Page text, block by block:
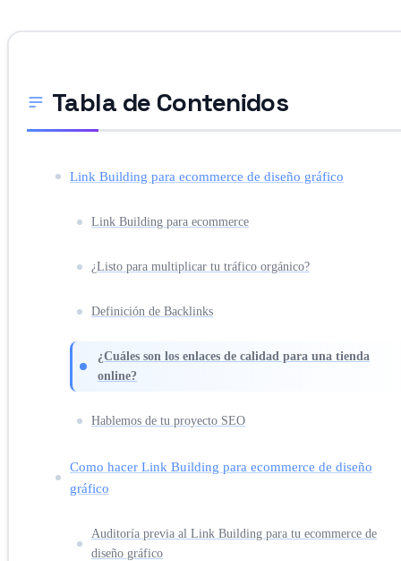
Tabla de Contenidos
Link Building para ecommerce de diseño gráfico
Link Building para ecommerce
¿Listo para multiplicar tu tráfico orgánico?
Definición de Backlinks
¿Cuáles son los enlaces de calidad para una tienda
online?
Hablemos de tu proyecto SEO
Como hacer Link Building para ecommerce de diseño
gráfico
Auditoría previa al Link Building para tu ecommerce de
diseño gráfico